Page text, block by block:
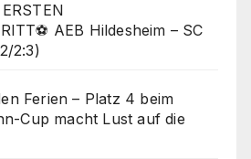
AEB Hildesheim – SC
2:3)
Ferien – Platz 4 beim
Cup macht Lust auf die